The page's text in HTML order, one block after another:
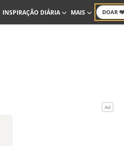
DOAR
INSPIRAÇÃO DIÁRIA MAIS